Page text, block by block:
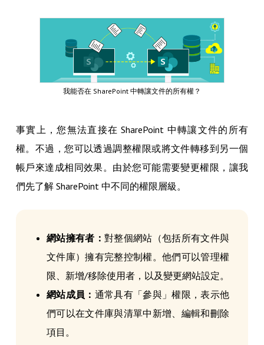
我能否在 SharePoint 中轉讓文件的所有權？
事實上，您無法直接在 SharePoint 中轉讓文件的所有
權。不過，您可以透過調整權限或將文件轉移到另一個
帳戶來達成相同效果。由於您可能需要變更權限，讓我
們先了解 SharePoint 中不同的權限層級。
網站擁有者： 對整個網站（包括所有文件與
文件庫）擁有完整控制權。他們可以管理權
限、新增/移除使用者，以及變更網站設定。
網站成員： 通常具有「參與」權限，表示他
們可以在文件庫與清單中新增、編輯和刪除
項目。